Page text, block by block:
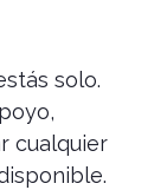
solo.
cualquier